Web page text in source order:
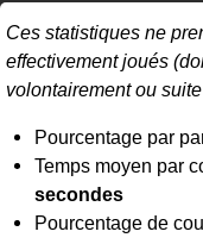
Ces statistiques ne
effectivement joués
volontairement ou
Pourcentage par
Temps moyen par
secondes
Pourcentage de